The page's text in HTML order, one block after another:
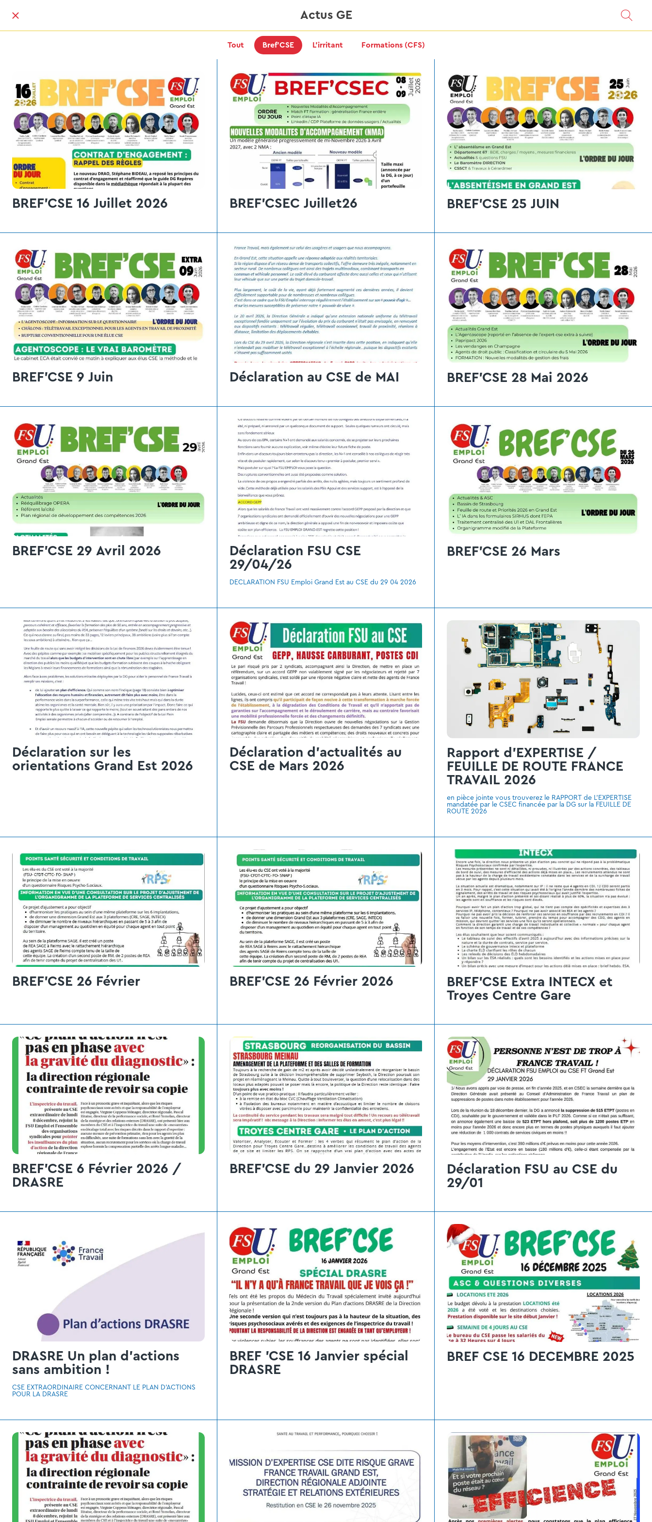
Actus GE
Tout Bref’CSE L’irritant Formations (CFS)
BREF'CSE 16 Juillet 2026 BREF'CSEC Juillet26 BREF'CSE 25 JUIN
BREF'CSE 9 Juin Déclaration au CSE de MAI BREF'CSE 28 Mai 2026
BREF'CSE 29 Avril 2026
Déclaration FSU CSE
29/04/26
DECLARATION FSU Emploi Grand Est au CSE du 29 04 2026
BREF'CSE 26 Mars
Déclaration sur les
orientations Grand Est 2026
Déclaration d'actualités au
CSE de Mars 2026
Rapport d'EXPERTISE /
FEUILLE DE ROUTE FRANCE
TRAVAIL 2026
en pièce jointe vous trouverez le RAPPORT de L'EXPERTISE
mandatée par le CSEC financée par la DG sur la FEUILLE DE
ROUTE 2026
BREF'CSE 26 Février BREF'CSE 26 Février 2026
BREF'CSE Extra INTECX et
Troyes Centre Gare
BREF'CSE 6 Février 2026 /
DRASRE
BREF'CSE du 29 Janvier 2026
Déclaration FSU au CSE du
29/01
DRASRE Un plan d'actions
sans ambition !
CSE EXTRAORDINAIRE CONCERNANT LE PLAN D'ACTIONS
POUR LA DRASRE
BREF 'CSE 16 Janvier spécial
DRASRE
BREF CSE 16 DECEMBRE 2025